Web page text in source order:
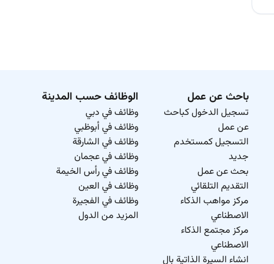
باحث عن عمل
تسجيل الدخول كباحث
عن عمل
التسجيل كمستخدم
جديد
بحث عن عمل
التقديم التلقائي
مركز مواهب الذكاء
الاصطناعي
مركز مجتمع الذكاء
الاصطناعي
انشاء السيرة الذاتية بال
الوظائف حسب المدينة
وظائف في دبي
وظائف في أبوظبي
وظائف في الشارقة
وظائف في عجمان
وظائف في رأس الخيمة
وظائف في العين
وظائف في الفجيرة
المزيد من الدول